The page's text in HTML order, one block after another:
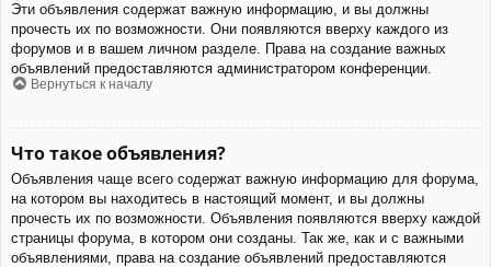
Эти объявления содержат важную информацию, и вы должны
прочесть их по возможности. Они появляются вверху каждого из
форумов и в вашем личном разделе. Права на создание важных
объявлений предоставляются администратором конференции.
Вернуться к началу
Что такое объявления?
Объявления чаще всего содержат важную информацию для форума,
на котором вы находитесь в настоящий момент, и вы должны
прочесть их по возможности. Объявления появляются вверху каждой
страницы форума, в котором они созданы. Так же, как и с важными
объявлениями, права на создание объявлений предоставляются